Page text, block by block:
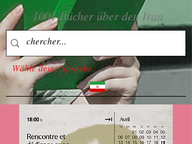
1001 Bücher über den Iran
Wähle deine Sprache: